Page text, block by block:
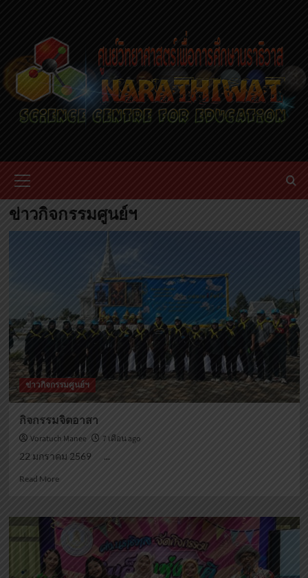
content
Menu
ข่าวกิจกรรมศูนย์ฯ
ข่าวกิจกรรมศูนย์ฯ
กิจกรรมจิตอาสา
Voratuch Manee
7 เดือน ago
22 มกราคม 2569 ...
Read MoreRead
กิจกรรม
จิต
อาสา